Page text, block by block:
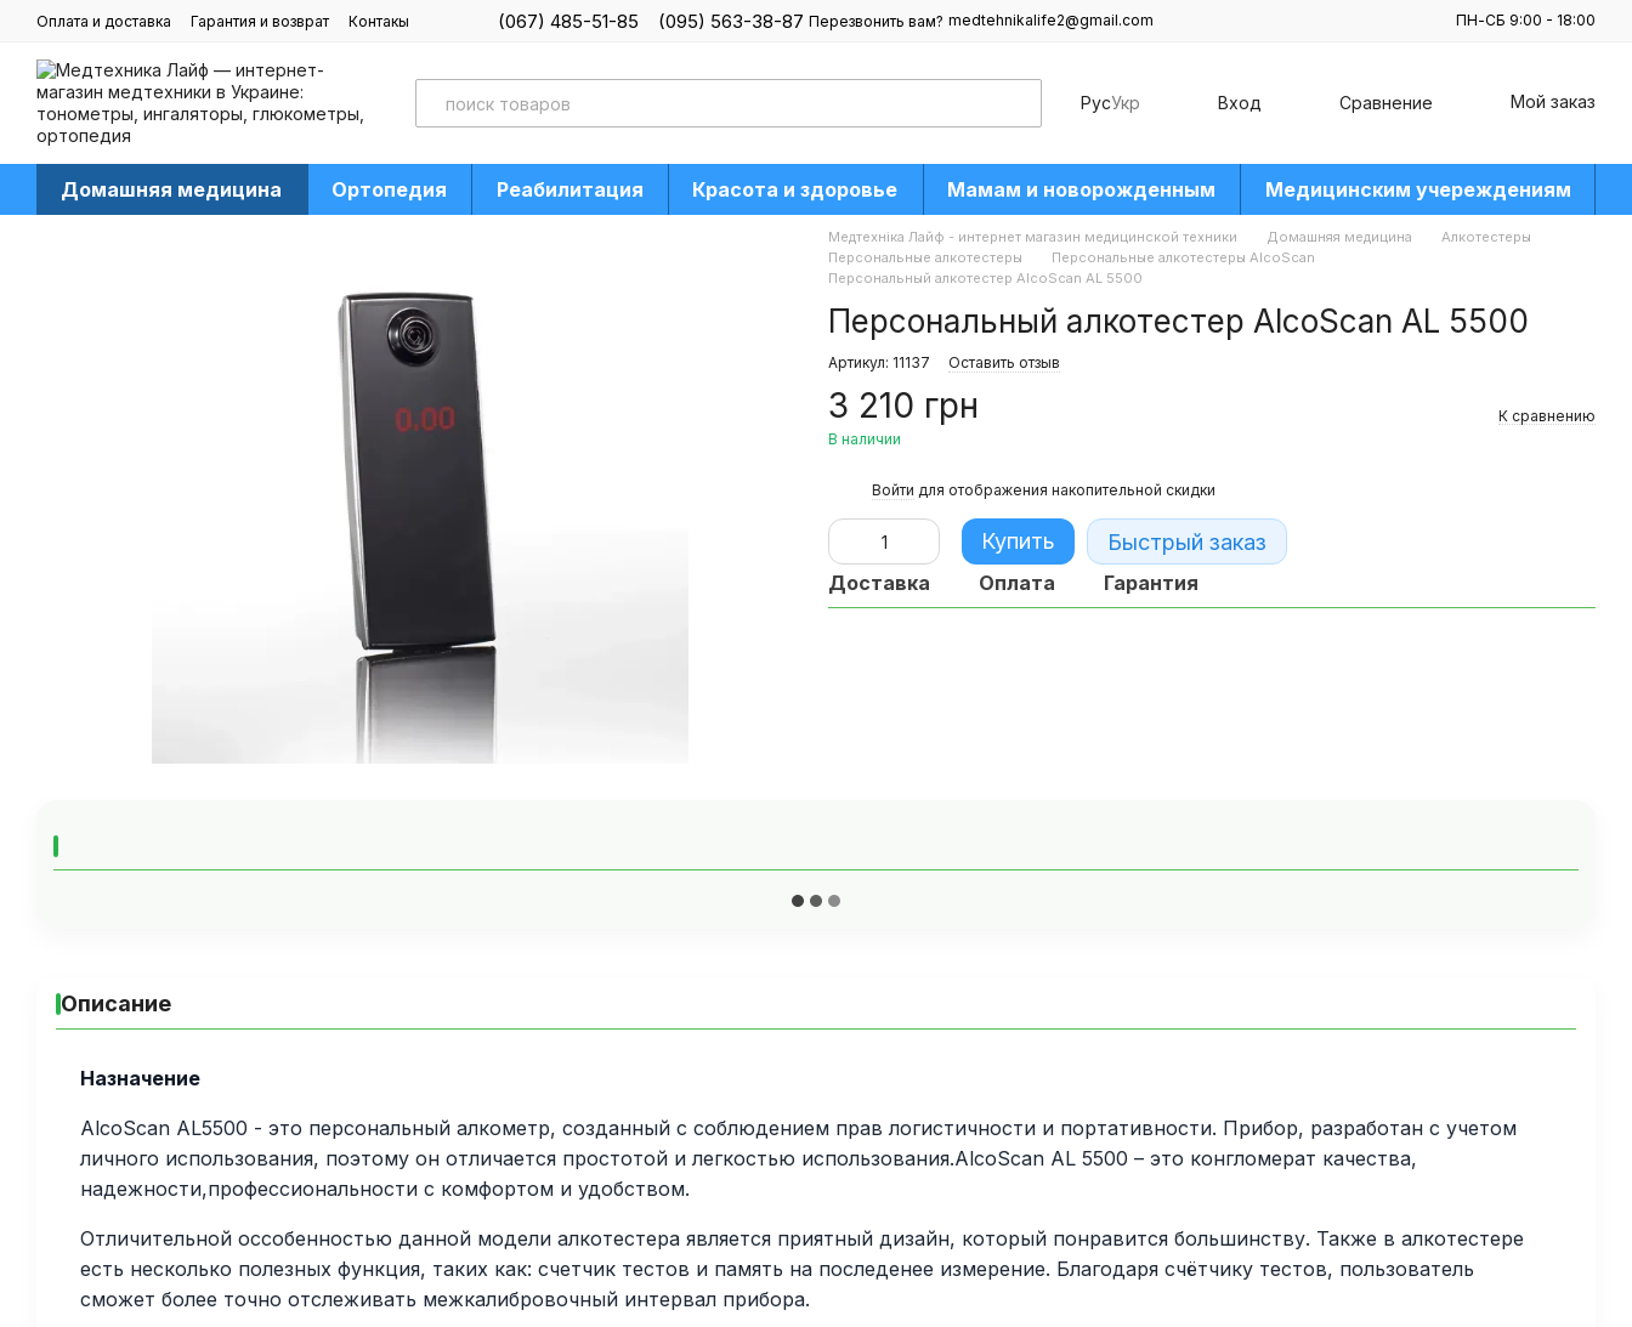
Перейти к основному контенту
Оплата и доставка Гарантия и возврат
Контакы
(067) 485-51-85 (095) 563-38-87 Перезвонить вам? medtehnikalife2@gmail.com ПН-СБ 9:00 - 18:00
РусУкр Вход Сравнение Мой заказ
Домашняя медицина Ортопедия Реабилитация Красота и здоровье Мамам и новорожденным Медицинским учереждениям
Медтехніка Лайф - интернет магазин медицинской техники Домашняя медицина
Алкотестеры
Персональные алкотестеры
Персональные алкотестеры AlcoScan
Персональный алкотестер AlcoScan AL 5500
Персональный алкотестер AlcoScan AL 5500
Артикул: 11137 Оставить отзыв
3 210 грн
В наличии
К сравнению
Войти для отображения накопительной скидки
Купить Быстрый заказ
Доставка Оплата Гарантия
Описание
Назначение
AlcoScan AL5500 - это персональный алкометр, созданный с соблюдением прав логистичности и портативности. Прибор, разработан с учетом
личного использования, поэтому он отличается простотой и легкостью использования.AlcoScan AL 5500 – это конгломерат качества,
надежности,профессиональности с комфортом и удобством.
Отличительной оссобенностью данной модели алкотестера является приятный дизайн, который понравится большинству. Также в алкотестере
есть несколько полезных функция, таких как: счетчик тестов и память на последенее измерение. Благодаря счётчику тестов, пользователь
сможет более точно отслеживать межкалибровочный интервал прибора.